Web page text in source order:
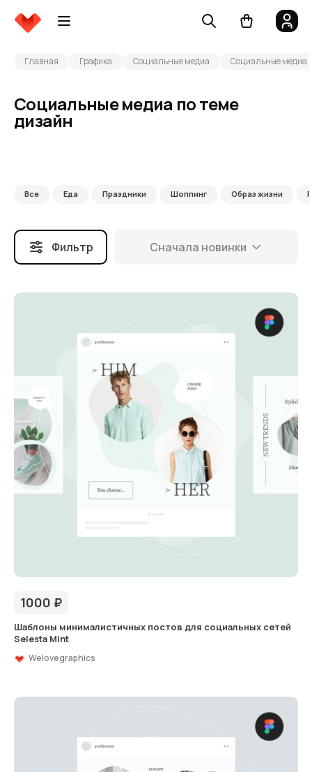
Главная Графика Социальные медиа Социальные медиа
Социальные медиа по теме
дизайн
Все Еда Праздники Шоппинг Образ жизни
Фильтр Сначала новинки
1000 ₽
Шаблоны минималистичных постов для социальных сетей
Selesta Mint
Welovegraphics